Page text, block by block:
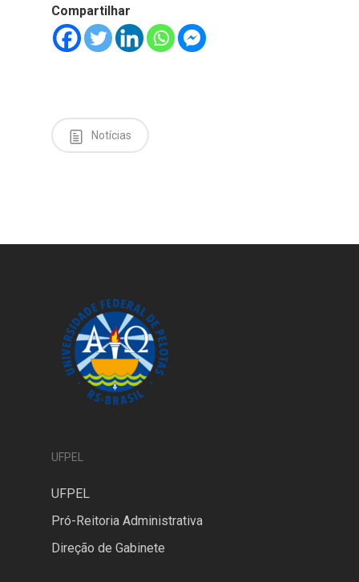
Compartilhar
Notícias
UFPEL
UFPEL
Pró-Reitoria Administrativa
Direção de Gabinete